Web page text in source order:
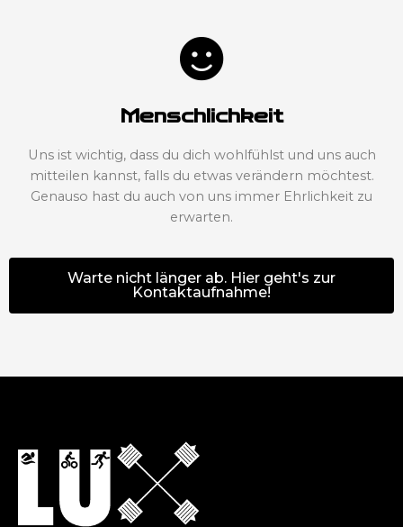
Menschlichkeit
Uns ist wichtig, dass du dich wohlfühlst und uns auch
mitteilen kannst, falls du etwas verändern möchtest.
Genauso hast du auch von uns immer Ehrlichkeit zu
erwarten.
Warte nicht länger ab. Hier geht's zur
Kontaktaufnahme!